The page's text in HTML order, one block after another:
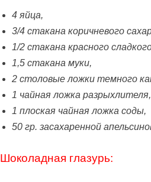
4 яйца,
3/4 стакана коричневого
1/2 стакана красного
1,5 стакана муки,
2 столовые ложки темного
1 чайная ложка разрыхлителя,
1 плоская чайная ложка соды,
50 гр. засахаренной
Шоколадная глазурь: